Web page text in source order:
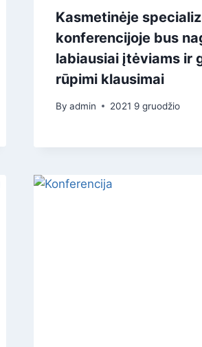
Kasmetinėje
konferencijoje bus
labiausiai įtėviams ir
rūpimi klausimai
By admin 2021 9 gruodžio